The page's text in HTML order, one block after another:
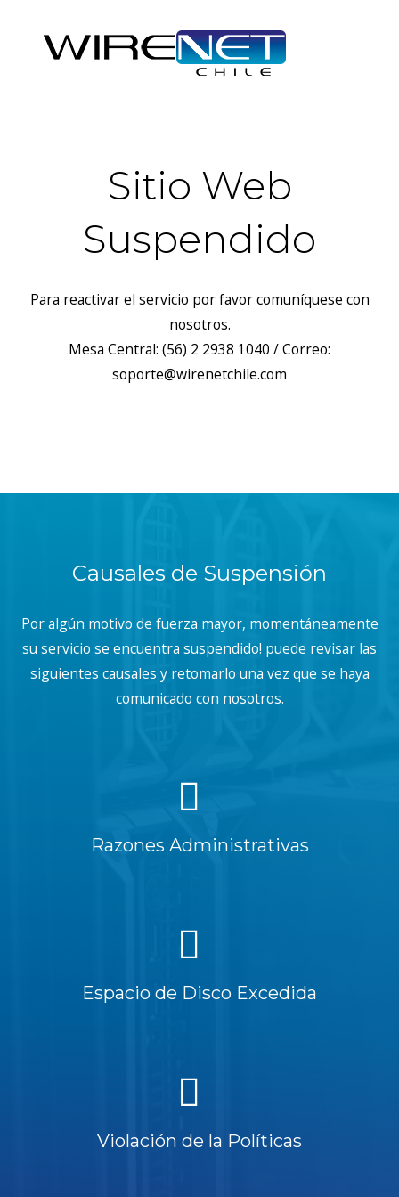
Sitio Web
Suspendido
Para reactivar el servicio por favor comuníquese con
nosotros.
Mesa Central: (56) 2 2938 1040 / Correo:
soporte@wirenetchile.com
Causales de Suspensión
Por algún motivo de fuerza mayor, momentáneamente
su servicio se encuentra suspendido! puede revisar las
siguientes causales y retomarlo una vez que se haya
comunicado con nosotros.
Razones Administrativas
Espacio de Disco Excedida
Violación de la Políticas